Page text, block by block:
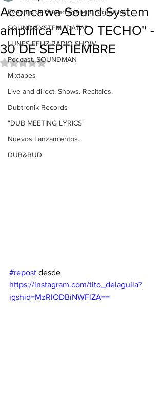
Eventos de Sound System. Argentina
SOUND SYSTEM "DATA"
LUNES FELIZ RADIO SHOW
Podcast. SOUNDMAN
Mixtapes
Live and direct. Shows. Recitales.
Dubtronik Records
"DUB MEETING LYRICS"
Nuevos Lanzamientos.
DUB&BUD
Aconcawa Sound System
amplifica "ALTO TECHO" -
30 DE SEPTIEMBRE
Obtuvo NaN de 5 estrellas.
#repost desde
https://instagram.com/tito_delaguila?
igshid=MzRlODBiNWFlZA==